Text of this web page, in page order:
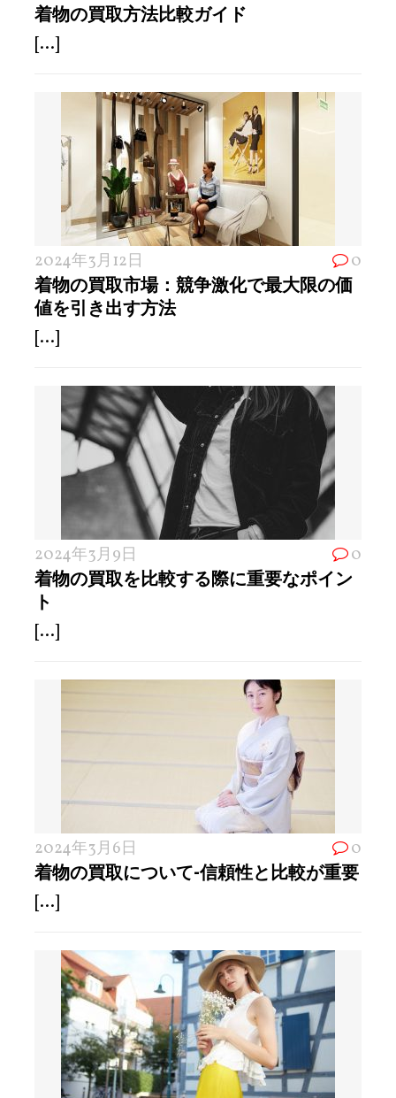
着物の買取方法比較ガイド
[...]
2024年3月12日 0
着物の買取市場：競争激化で最大限の価
値を引き出す方法
[...]
2024年3月9日 0
着物の買取を比較する際に重要なポイン
ト
[...]
2024年3月6日 0
着物の買取について-信頼性と比較が重要
[...]